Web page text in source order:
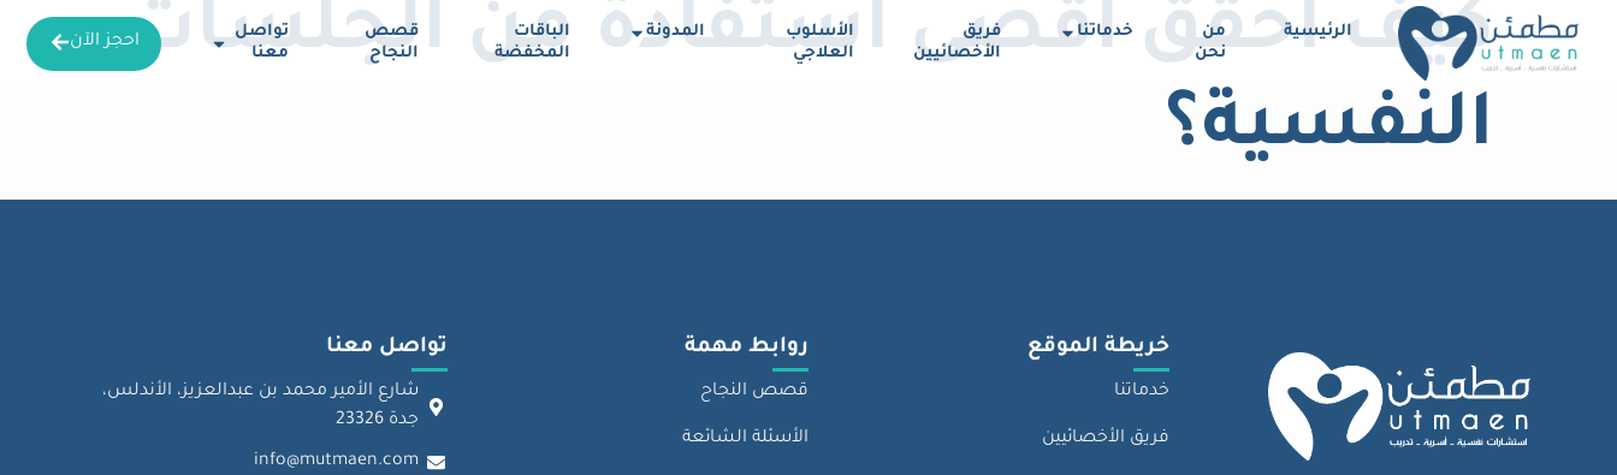
الرئيسية
من
نحن
خدماتنا
فريق
الأخصائيين
الأسلوب
العلاجي
المدونة
الباقات
المخفضة
قصص
النجاح
تواصل
معنا
احجز الآنكيف احقق اقصى استفادة من الجلسات
النفسية؟
خريطة الموقع
خدماتنا
فريق الأخصائيين
روابط مهمة
قصص النجاح
الأسئلة الشائعة
تواصل معنا
شارع الأمير محمد بن عبدالعزيز، الأندلس،
جدة 23326
info@mutmaen.com